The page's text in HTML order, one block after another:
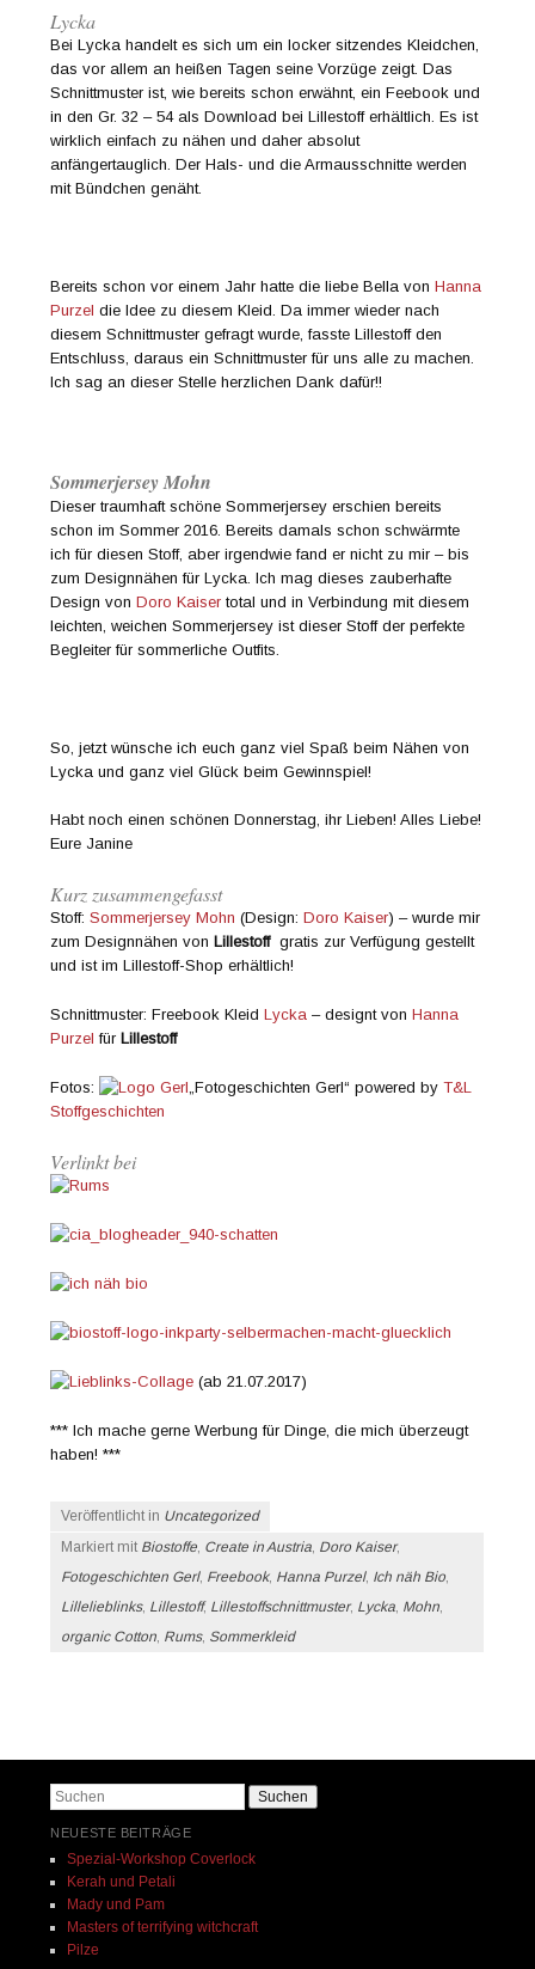
Lycka
Bei Lycka handelt es sich um ein locker sitzendes Kleidchen,
das vor allem an heißen Tagen seine Vorzüge zeigt. Das
Schnittmuster ist, wie bereits schon erwähnt, ein Feebook und
in den Gr. 32 – 54 als Download bei Lillestoff erhältlich. Es ist
wirklich einfach zu nähen und daher absolut
anfängertauglich. Der Hals- und die Armausschnitte werden
mit Bündchen genäht.
Bereits schon vor einem Jahr hatte die liebe Bella vonHanna
Purzel die Idee zu diesem Kleid. Da immer wieder nach
diesem Schnittmuster gefragt wurde, fasste Lillestoff den
Entschluss, daraus ein Schnittmuster für uns alle zu machen.
Ich sag an dieser Stelle herzlichen Dank dafür!!
Sommerjersey Mohn
Dieser traumhaft schöne Sommerjersey erschien bereits
schon im Sommer 2016. Bereits damals schon schwärmte
ich für diesen Stoff, aber irgendwie fand er nicht zu mir – bis
zum Designnähen für Lycka. Ich mag dieses zauberhafte
Design vonDoro Kaiser total und in Verbindung mit diesem
leichten, weichen Sommerjersey ist dieser Stoff der perfekte
Begleiter für sommerliche Outfits.
So, jetzt wünsche ich euch ganz viel Spaß beim Nähen von
Lycka und ganz viel Glück beim Gewinnspiel!
Habt noch einen schönen Donnerstag, ihr Lieben! Alles Liebe!
Eure Janine
Kurz zusammengefasst
Stoff:Sommerjersey Mohn (Design:Doro Kaiser) – wurde mir
zum Designnähen von Lillestoffgratis zur Verfügung gestellt
und ist im Lillestoff-Shop erhältlich!
Schnittmuster: Freebook KleidLycka – designt vonHanna
Purzel für Lillestoff
Fotos: „Fotogeschichten Gerl“ powered byT&L
Stoffgeschichten
Verlinkt bei
(ab 21.07.2017)
*** Ich mache gerne Werbung für Dinge, die mich überzeugt
haben! ***
Veröffentlicht in Uncategorized
Markiert mit Biostoffe, Create in Austria, Doro Kaiser,
Fotogeschichten Gerl, Freebook, Hanna Purzel, Ich näh Bio,
Lillelieblinks, Lillestoff, Lillestoffschnittmuster, Lycka, Mohn,
organic Cotton, Rums, Sommerkleid
Suchen
NEUESTE BEITRÄGE
Spezial-Workshop Coverlock
Kerah und Petali
Mady und Pam
Masters of terrifying witchcraft
Pilze